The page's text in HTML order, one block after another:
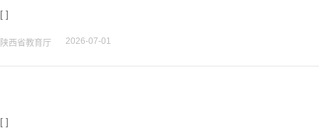
[ ]
陕西省教育厅 2026-07-01
[ ]